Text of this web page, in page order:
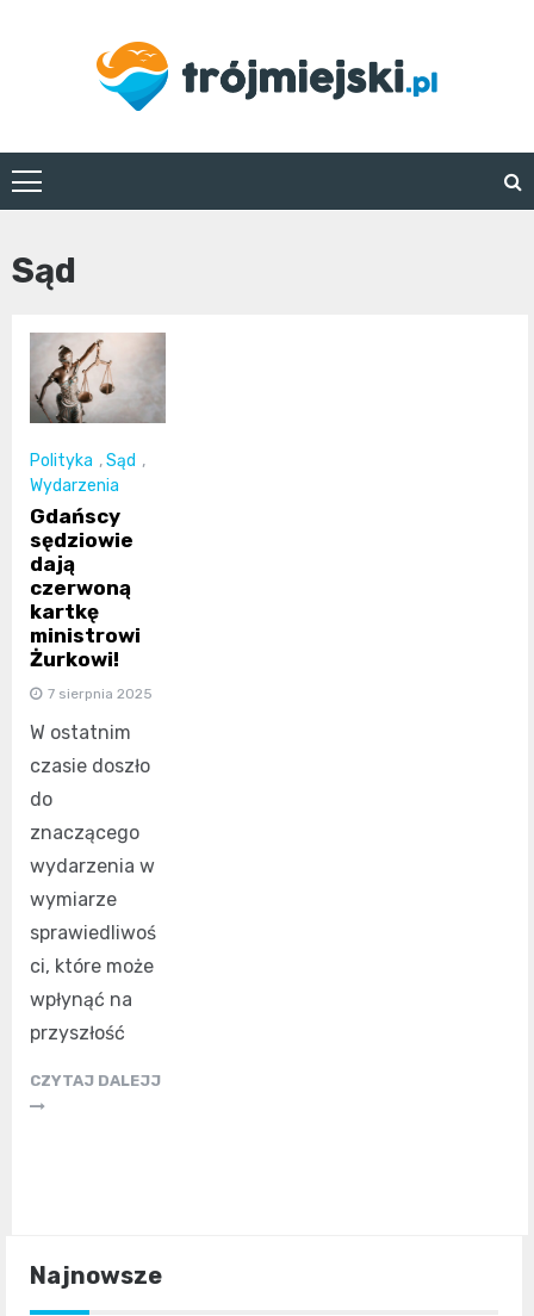
trojmiejski.pl
Sąd
Polityka ,Sąd ,
Wydarzenia
Gdańscy
sędziowie
dają
czerwoną
kartkę
ministrowi
Żurkowi!
7 sierpnia 2025
W ostatnim
czasie doszło
do
znaczącego
wydarzenia w
wymiarze
sprawiedliwoś
ci, które może
wpłynąć na
przyszłość
CZYTAJ DALEJJ
Najnowsze